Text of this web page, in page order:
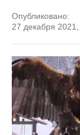
Опубликовано:
27 декабря